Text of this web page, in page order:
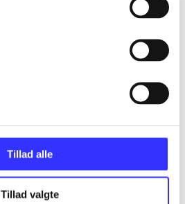
Tillad alle
Tillad valgte